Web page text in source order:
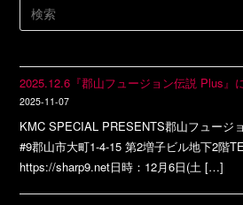
2025.12.6『郡山フュージョン伝説 Plus』
2025-11-07
KMC SPECIAL PRESENTS郡山フュージ
#9郡山市大町1-4-15 第2増子ビル地下2階
https://sharp9.net日時：12月6日(土 […]